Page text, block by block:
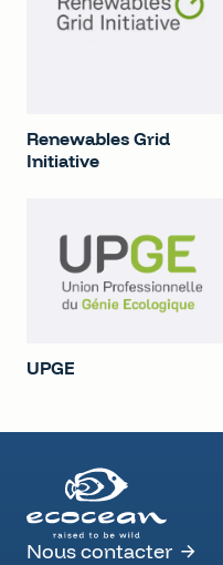
Renewables Grid
Initiative
UPGE
Nous contacter